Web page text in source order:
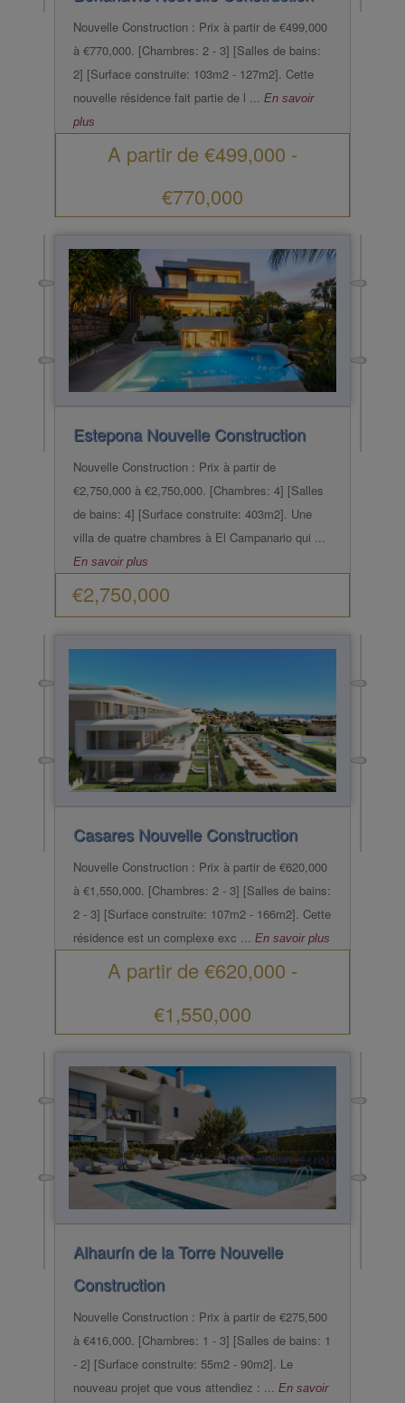
Nouvelle Construction : Prix à partir de €499,000
à €770,000. [Chambres: 2 - 3] [Salles de bains:
2] [Surface construite: 103m2 - 127m2]. Cette
nouvelle résidence fait partie de l ...
En savoir
plus
A partir de €499,000 -
€770,000
Estepona Nouvelle Construction
Nouvelle Construction : Prix à partir de
€2,750,000 à €2,750,000. [Chambres: 4] [Salles
de bains: 4] [Surface construite: 403m2]. Une
villa de quatre chambres à El Campanario qui ...
En savoir plus
€2,750,000
Casares Nouvelle Construction
Nouvelle Construction : Prix à partir de €620,000
à €1,550,000. [Chambres: 2 - 3] [Salles de bains:
2 - 3] [Surface construite: 107m2 - 166m2]. Cette
résidence est un complexe exc ... En savoir plus
A partir de €620,000 -
€1,550,000
Alhaurín de la Torre Nouvelle
Construction
Nouvelle Construction : Prix à partir de €275,500
à €416,000. [Chambres: 1 - 3] [Salles de bains: 1
- 2] [Surface construite: 55m2 - 90m2]. Le
nouveau projet que vous attendiez : ... En savoir